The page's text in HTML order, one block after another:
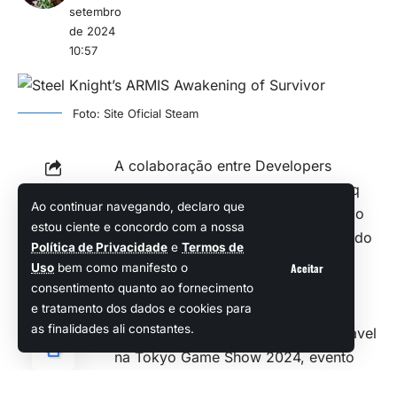
Ao continuar navegando, declaro que
estou ciente e concordo com a nossa
Política de Privacidade e Termos de
Uso bem como manifesto o
consentimento quanto ao fornecimento
e tratamento dos dados e cookies para
as finalidades ali constantes.
Aceitar
setembro
de 2024
10:57
Foto: Site Oficial Steam
Compartilhar
A colaboração entre Developers
FORCES, Tatsumaki Games e Frantiq
resultou no anúncio de um novo jogo
de ação roguelikedramático intitulado
Steel Knight’s ARMIS: Awakening of
Survivor, que será lançado para PC
(via Steam) em 2025.
O jogo também terá uma demo jogável
na Tokyo Game Show 2024, evento